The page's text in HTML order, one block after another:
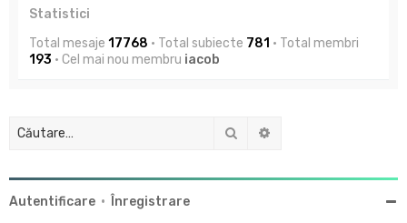
Statistici
Total mesaje 17768 • Total subiecte 781 • Total membri
193 • Cel mai nou membru iacob
Căutare
Autentificare • Înregistrare